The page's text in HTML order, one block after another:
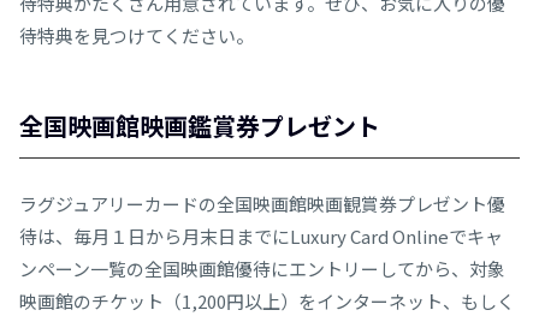
待特典を見つけてください。
全国映画館映画鑑賞券プレゼント
ラグジュアリーカードの全国映画館映画観賞券プレゼント優
待は、毎月１日から月末日までにLuxury Card Onlineでキャ
ンペーン一覧の全国映画館優待にエントリーしてから、対象
映画館のチケット（1,200円以上）をインターネット、もしく